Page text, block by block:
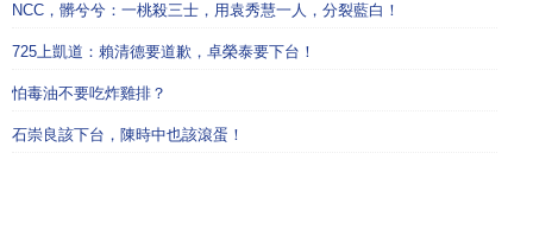
NCC，髒兮兮：一桃殺三士，用袁秀慧一人，分裂藍白！
725上凱道：賴清德要道歉，卓榮泰要下台！
怕毒油不要吃炸雞排？
石崇良該下台，陳時中也該滾蛋！